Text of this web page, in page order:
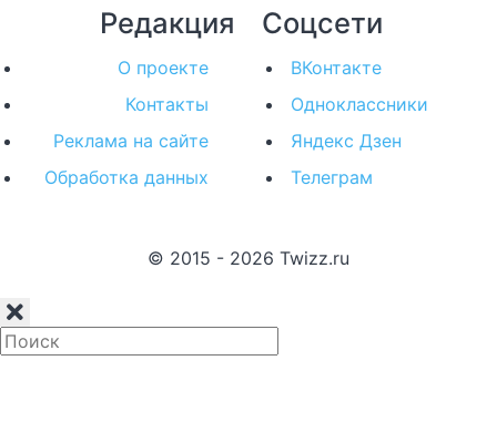
Редакция
О проекте
Контакты
Реклама на сайте
Обработка данных
Соцсети
ВКонтакте
Одноклассники
Яндекс Дзен
Телеграм
© 2015 - 2026 Twizz.ru